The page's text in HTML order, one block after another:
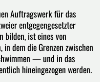
Auftragswerk für das
entgegengesetzter
bilden, ist eines von
in dem die Grenzen zwischen
— und in das
hineingezogen werden.